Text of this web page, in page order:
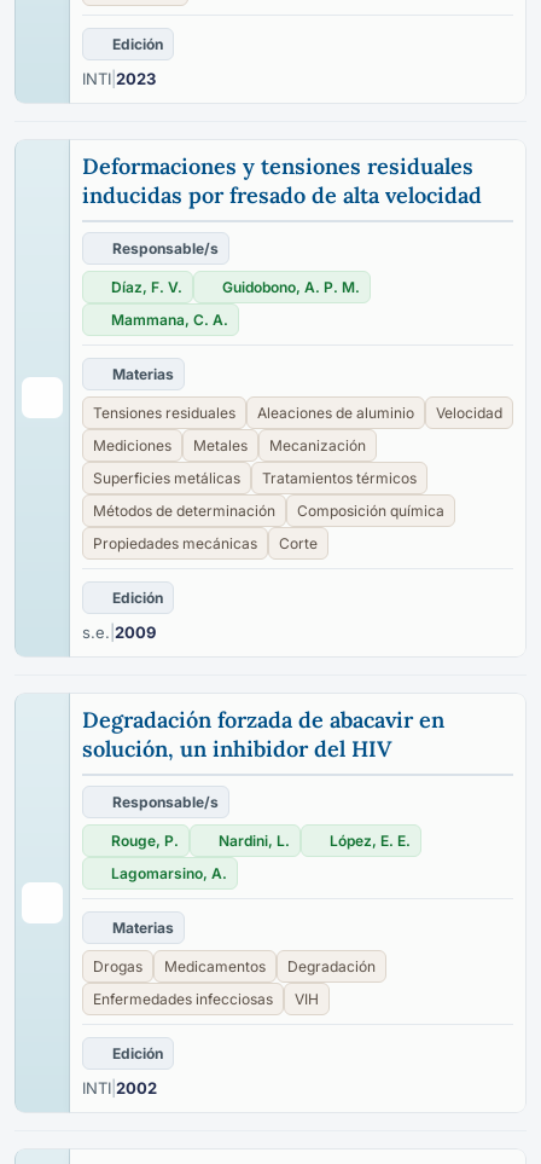
Edición
INTI 2023
Deformaciones y tensiones residuales
inducidas por fresado de alta velocidad
Responsable/s
Díaz, F. V.
Guidobono, A. P. M.
Mammana, C. A.
Materias
Tensiones residuales Aleaciones de aluminio
Velocidad
Mediciones
Metales
Mecanización
Superficies metálicas
Tratamientos térmicos
Métodos de determinación
Composición química
Propiedades mecánicas
Corte
Edición
s.e. 2009
Degradación forzada de abacavir en
solución, un inhibidor del HIV
Responsable/s
Rouge, P. Nardini, L.
López, E. E.
Lagomarsino, A.
Materias
Drogas Medicamentos
Degradación
Enfermedades infecciosas
VIH
Edición
INTI 2002